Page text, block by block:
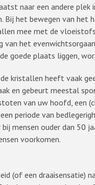
naar een andere plek
Bij het bewegen van het
mee met de
het
goede plaats liggen,
kristallen heeft vaak
en gebeurt meestal
van uw hoofd, een
periode van
mensen ouder dan 50
voorkomen.
(of een draaisensatie)